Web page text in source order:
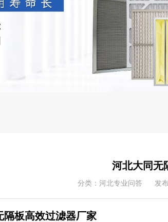
河北大同无
分类：河北专业问答 发
隔板高效过滤器厂家